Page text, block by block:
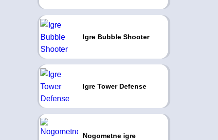
Igre Bubble Shooter
Igre Tower Defense
Nogometne igre